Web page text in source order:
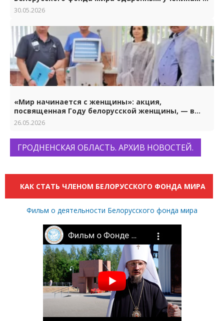
студентам.
30.05.2026
«Мир начинается с женщины»: акция,
посвященная Году белорусской женщины, — в
Гродно
26.05.2026
ГРОДНЕНСКАЯ ОБЛАСТЬ. АРХИВ НОВОСТЕЙ.
КАК СТАТЬ ЧЛЕНОМ БЕЛОРУССКОГО ФОНДА МИРА
Фильм о деятельности Белорусского фонда мира